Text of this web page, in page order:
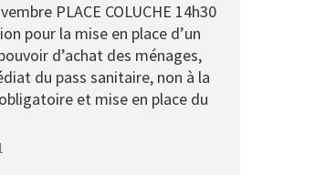
PLACE COLUCHE 14h30
pour la mise en place d’un
d’achat des ménages,
du pass sanitaire, non à la
et mise en place du